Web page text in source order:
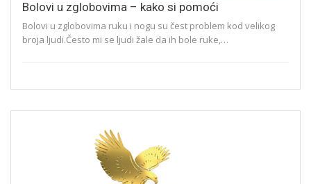
Bolovi u zglobovima – kako si pomoći
Bolovi u zglobovima ruku i nogu su čest problem kod velikog
broja ljudi.Često mi se ljudi žale da ih bole ruke,…